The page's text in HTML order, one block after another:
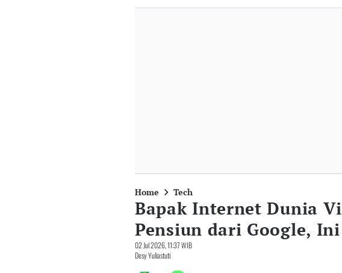
Home Tech
Bapak Internet Dunia
Pensiun dari Google,
02 Jul 2026, 11:37 WIB
Desy Yuliastuti